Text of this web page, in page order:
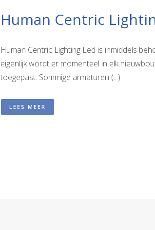
Human Centric
Human Centric Lighting Led is inmiddels
eigenlijk wordt er momenteel in elk
toegepast. Sommige armaturen (...)
LEES MEER